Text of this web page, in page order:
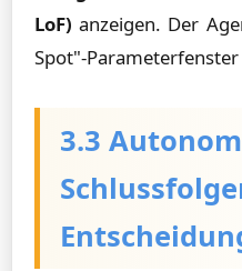
LoF) anzeigen. Der
Spot"-
3.3